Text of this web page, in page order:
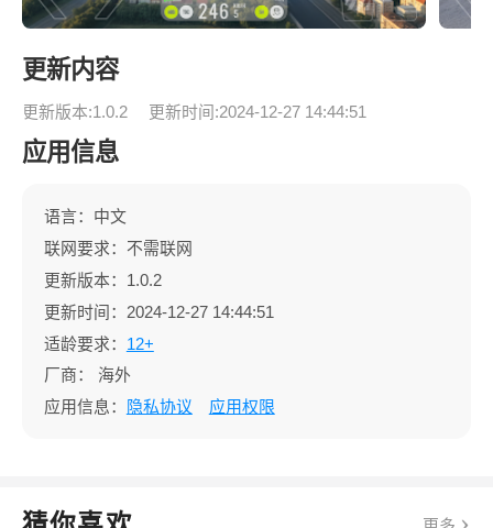
更新内容
更新版本:1.0.2 更新时间:2024-12-27 14:44:51
应用信息
语言：中文
联网要求：不需联网
更新版本：1.0.2
更新时间：2024-12-27 14:44:51
适龄要求： 12+
厂商：
海外
应用信息：
隐私协议 应用权限